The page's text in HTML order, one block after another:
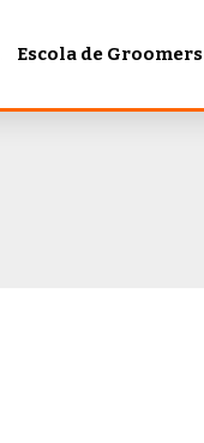
Escola de Groomers